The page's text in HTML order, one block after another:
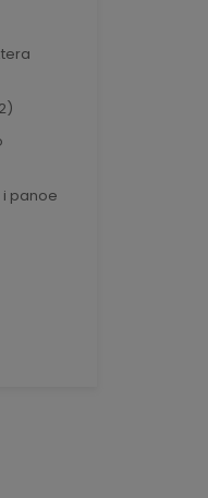
i panoe